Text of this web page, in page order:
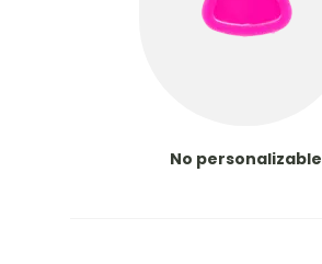
No personalizable